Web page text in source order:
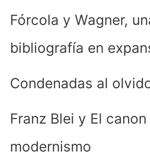
Fórcola y Wagner,
bibliografía en
Condenadas al
Franz Blei y El canon
modernismo